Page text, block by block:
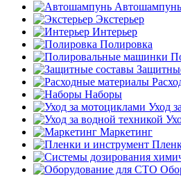
Автошампунь
Экстерьер
Интерьер
Полировка
Наборы
Уход
Маркетинг